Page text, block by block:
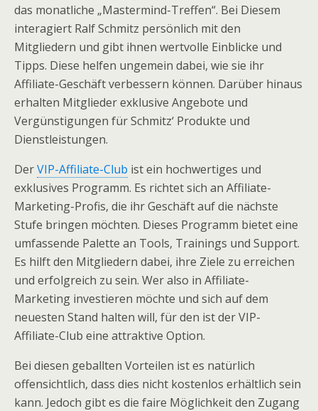
das monatliche „Mastermind-Treffen“. Bei Diesem
interagiert Ralf Schmitz persönlich mit den
Mitgliedern und gibt ihnen wertvolle Einblicke und
Tipps. Diese helfen ungemein dabei, wie sie ihr
Affiliate-Geschäft verbessern können. Darüber hinaus
erhalten Mitglieder exklusive Angebote und
Vergünstigungen für Schmitz‘ Produkte und
Dienstleistungen.
DerVIP-Affiliate-Club ist ein hochwertiges und
exklusives Programm. Es richtet sich an Affiliate-
Marketing-Profis, die ihr Geschäft auf die nächste
Stufe bringen möchten. Dieses Programm bietet eine
umfassende Palette an Tools, Trainings und Support.
Es hilft den Mitgliedern dabei, ihre Ziele zu erreichen
und erfolgreich zu sein. Wer also in Affiliate-
Marketing investieren möchte und sich auf dem
neuesten Stand halten will, für den ist der VIP-
Affiliate-Club eine attraktive Option.
Bei diesen geballten Vorteilen ist es natürlich
offensichtlich, dass dies nicht kostenlos erhältlich sein
kann. Jedoch gibt es die faire Möglichkeit den Zugang